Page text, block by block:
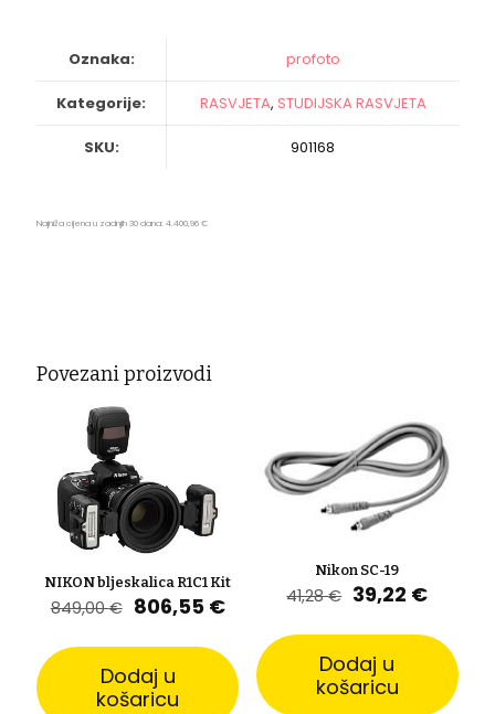
Oznaka: profoto
Kategorije: RASVJETA, STUDIJSKA RASVJETA
SKU: 901168
Najniža cijena u zadnjih 30 dana: 4.400,96€
Povezani proizvodi
NIKON bljeskalica R1C1 Kit
849,00€ Izvorna
bila
je:
849,00 €.
806,55 €Trenutna
806,55 €.
Dodaj u
košaricu
Nikon SC-19
41,28€ Izvorna
bila
je:
41,28 €.
39,22 €
je:
39,22
Dodaj u
košaricu